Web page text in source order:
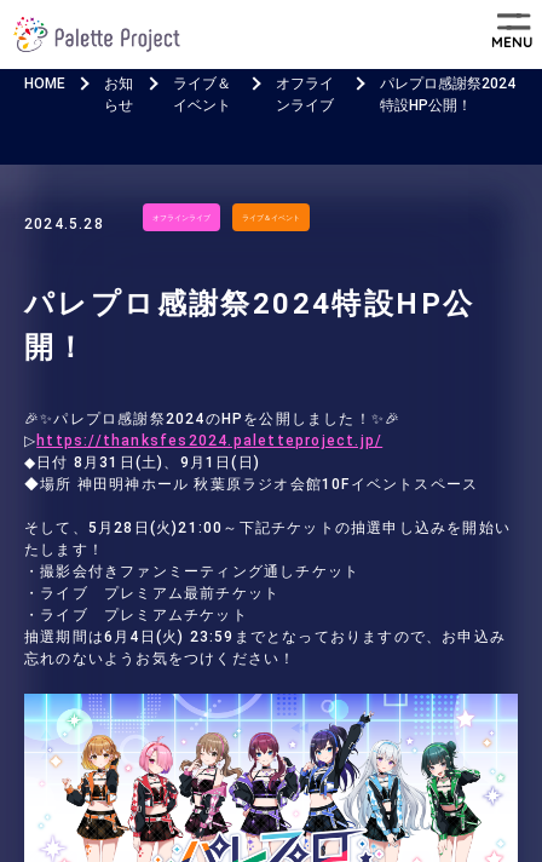
MENU
HOME
お知
らせ
ライブ＆
イベント
オフライ
ンライブ
パレプロ感謝祭2024
特設HP公開！
2024.5.28 オフラインライブ ライブ＆イベント
パレプロ感謝祭2024特設HP公
開！
🎉✨パレプロ感謝祭2024のHPを公開しました！✨🎉
▷ https://thanksfes2024.paletteproject.jp/
◆日付 8月31日(土)、9月1日(日)
◆場所 神田明神ホール 秋葉原ラジオ会館10Fイベントスペース
そして、5月28日(火)21:00～下記チケットの抽選申し込みを開始い
たします！
・撮影会付きファンミーティング通しチケット
・ライブ プレミアム最前チケット
・ライブ プレミアムチケット
抽選期間は6月4日(火) 23:59までとなっておりますので、お申込み
忘れのないようお気をつけください！